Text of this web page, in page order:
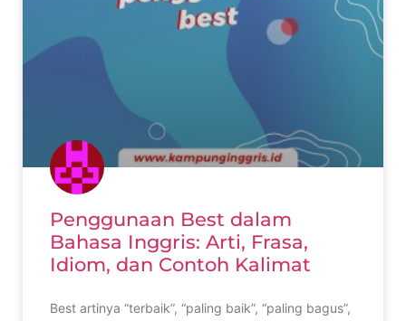
Penggunaan Best dalam
Bahasa Inggris: Arti, Frasa,
Idiom, dan Contoh Kalimat
Best artinya “terbaik”, “paling baik”, “paling bagus”,